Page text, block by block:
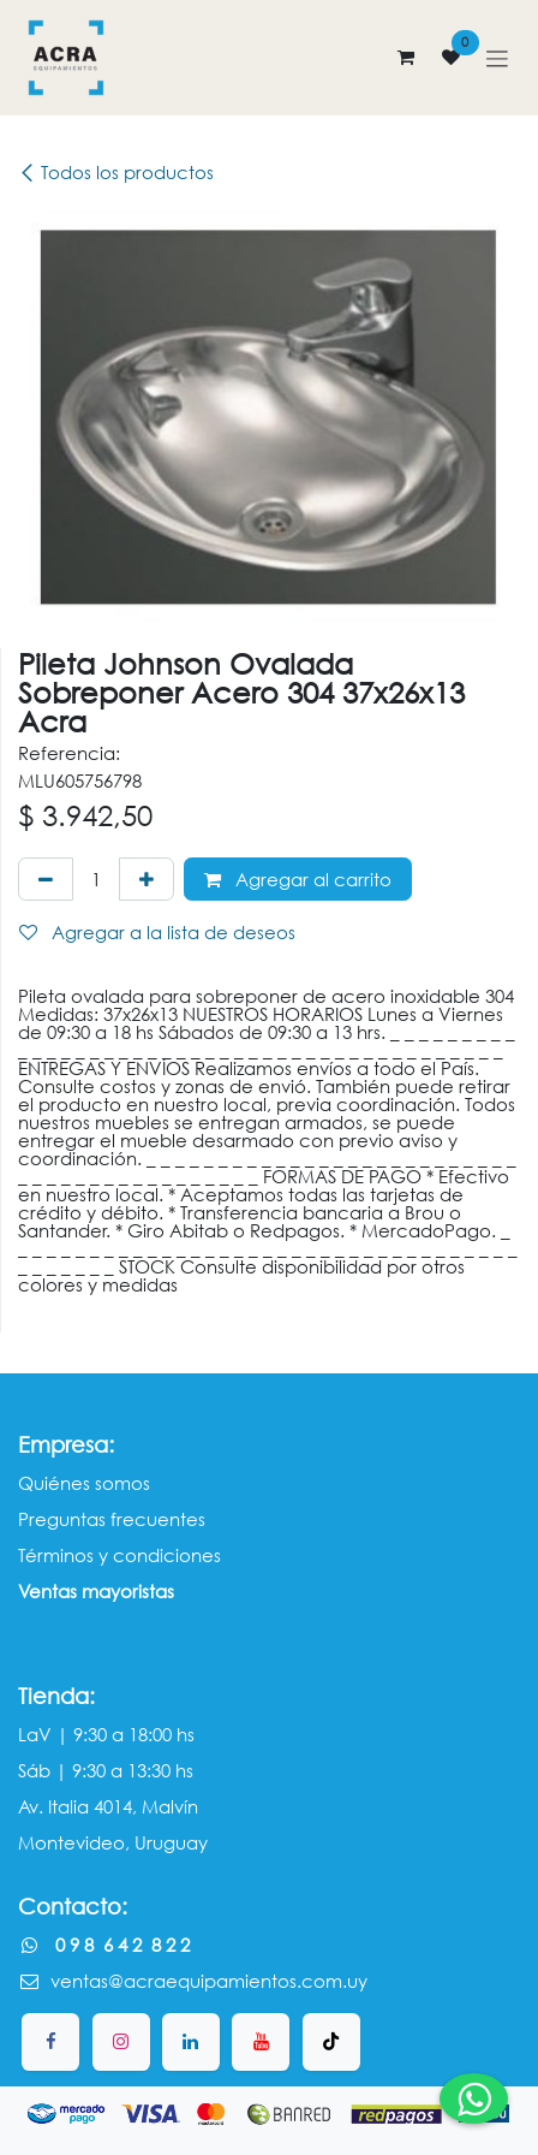
0
Todos los productos
Pileta Johnson Ovalada
Sobreponer Acero 304 37x26x13
Acra
Referencia:
MLU605756798
$ 3.942,50
Agregar al carrito
Agregar a la lista de deseos
Pileta ovalada para sobreponer de acero inoxidable 304
Medidas: 37x26x13 NUESTROS HORARIOS Lunes a Viernes
de 09:30 a 18 hs Sábados de 09:30 a 13 hrs. _ _ _ _ _ _ _ _ _
ENTREGAS Y ENVÍOS Realizamos envíos a todo el País.
Consulte costos y zonas de envió. También puede retirar
el producto en nuestro local, previa coordinación. Todos
nuestros muebles se entregan armados, se puede
entregar el mueble desarmado con previo aviso y
coordinación. _ _ _ _ _ _ _ _ _ _ _ _ _ _ _ _ _ _ _ _ _ _ _ _ _ _
_ _ _ _ _ _ _ _ _ _ _ _ _ _ _ _ _ FORMAS DE PAGO * Efectivo
en nuestro local. * Aceptamos todas las tarjetas de
crédito y débito. * Transferencia bancaria a Brou o
Santander. * Giro Abitab o Redpagos. * MercadoPago. _
_ _ _ _ _ _ _ _ _ _ _ _ _ _ _ _ _ _ _ _ _ _ _ _ _ _ _ _ _ _ _ _ _ _ _
_ _ _ _ _ _ _ STOCK Consulte disponibilidad por otros
colores y medidas
Empresa:
Quiénes somos​​
Preguntas frecuentes
Términos y condiciones
Ventas mayorista​s
Tienda:
LaV | 9:30 a 18:00 hs
Sáb | 9:30 a 13:30 hs
Av. Italia 4014, Malvín
Montevideo, Uruguay
Contacto:
0 9 8 6 4 2 8 2 2
ventas@acraequipamientos.com.uy